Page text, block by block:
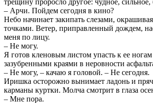
– Арчи. Пойдем сегодня в кино?
Небо начинает закипать слезами,
точками. Ветер, приправленный дождем,
меня по лицу.
– Не могу.
Я готов кленовым листом упасть к ее
зазубренными краями в неровности
– Не могу, – качаю я головой. – Не сегодня.
Иришка осторожно вынимает ладонь и
карманы куртки. Молча смотрит в глаза
– Мне пора.